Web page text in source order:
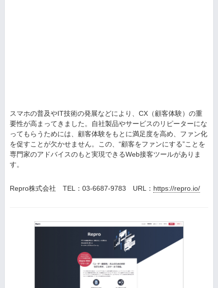
スマホの普及やIT技術の発展などにより、CX（顧客体験）の重
要性が高まってきました。自社製品やサービスのリピーターにな
ってもらうためには、顧客体験をもとに満足度を高め、ファン化
を促すことが欠かせません。この、“顧客をファンにする”ことを
専門家のアドバイスのもと実現できるWeb接客ツールがありま
す。
Repro株式会社 TEL：03-6687-9783 URL： https://repro.io/